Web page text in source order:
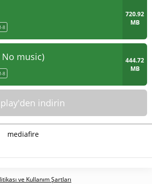
8
720.92
MB
music)
8
444.72
MB
indirin
mediafire
ve Kullanım Şartları